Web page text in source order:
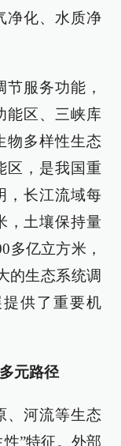
净化、水质净
服务功能，
能区、三峡库
物多样性生态
区，是我国重
，长江流域每
，土壤保持量
多亿立方米，
的生态系统调
供了重要机
元路径
、河流等生态
”特征。外部